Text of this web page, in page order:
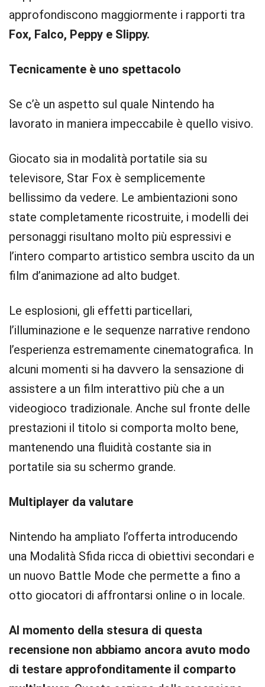
approfondiscono maggiormente i rapporti tra
Fox, Falco, Peppy e Slippy.
Tecnicamente è uno spettacolo
Se c’è un aspetto sul quale Nintendo ha
lavorato in maniera impeccabile è quello visivo.
Giocato sia in modalità portatile sia su
televisore, Star Fox è semplicemente
bellissimo da vedere. Le ambientazioni sono
state completamente ricostruite, i modelli dei
personaggi risultano molto più espressivi e
l’intero comparto artistico sembra uscito da un
film d’animazione ad alto budget.
Le esplosioni, gli effetti particellari,
l’illuminazione e le sequenze narrative rendono
l’esperienza estremamente cinematografica. In
alcuni momenti si ha davvero la sensazione di
assistere a un film interattivo più che a un
videogioco tradizionale. Anche sul fronte delle
prestazioni il titolo si comporta molto bene,
mantenendo una fluidità costante sia in
portatile sia su schermo grande.
Multiplayer da valutare
Nintendo ha ampliato l’offerta introducendo
una Modalità Sfida ricca di obiettivi secondari e
un nuovo Battle Mode che permette a fino a
otto giocatori di affrontarsi online o in locale.
Al momento della stesura di questa
recensione non abbiamo ancora avuto modo
di testare approfonditamente il comparto